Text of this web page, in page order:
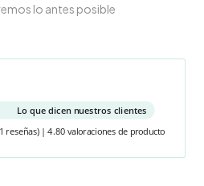
lo antes posible
Lo que dicen nuestros clientes
reseñas)|4.80 valoraciones de producto